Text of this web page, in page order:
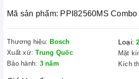
Mã sản phẩm: PPI82560MS Combo
Thương hiệu: Bosch
Xuất xứ: Trung Quốc
Bảo hành: 3 năm
Loại:
Mặt
Kích